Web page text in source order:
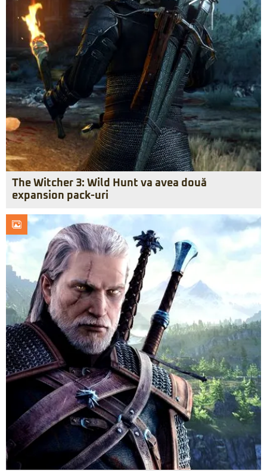
The Witcher 3: Wild Hunt va avea două
expansion pack-uri